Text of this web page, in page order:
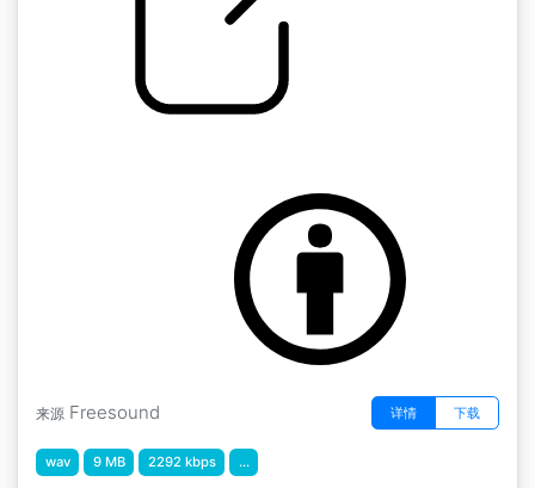
来源 Freesound 详情 下载
wav 9 MB 2292 kbps ...